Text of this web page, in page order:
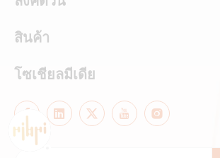
สินค้า
โซเชียลมีเดีย